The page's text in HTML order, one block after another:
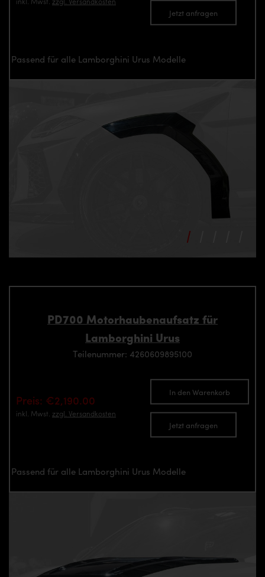
Jetzt anfragen
Passend für alle Lamborghini Urus Modelle
PD700 Motorhaubenaufsatz für
Lamborghini Urus
Teilenummer: 4260609895100
Preis: €2,190.00
inkl. Mwst. zzgl. Versandkosten
In den Warenkorb
Jetzt anfragen
Passend für alle Lamborghini Urus Modelle